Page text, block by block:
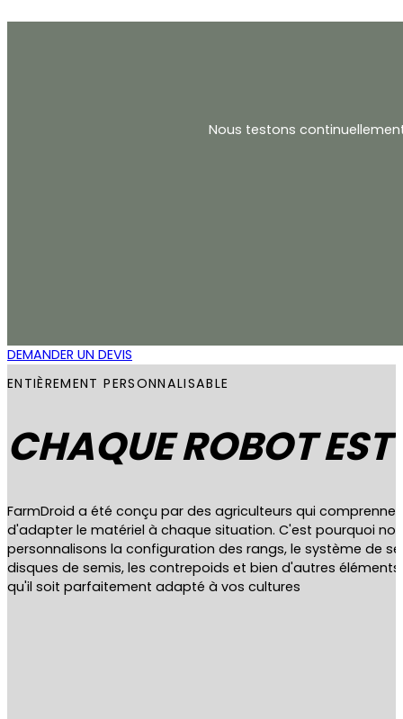
Nous testons
DEMANDER UN DEVIS
ENTIÈREMENT PERSONNALISABLE
CHAQUE ROBOT
FarmDroid a été conçu par des agriculteurs qui
d'adapter le matériel à chaque situation. C'est pourquoi
personnalisons la configuration des rangs, le système de
disques de semis, les contrepoids et bien d'autres
qu'il soit parfaitement adapté à vos cultures